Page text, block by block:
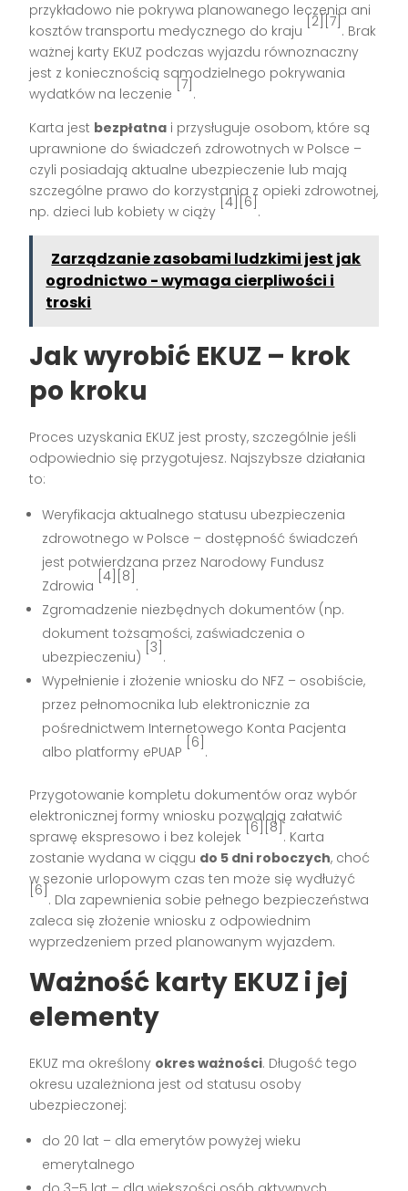
przykładowo nie pokrywa planowanego leczenia ani
kosztów transportu medycznego do kraju
[2][7]
. Brak
ważnej karty EKUZ podczas wyjazdu równoznaczny
jest z koniecznością samodzielnego pokrywania
wydatków na leczenie
[7]
.
Karta jest bezpłatna i przysługuje osobom, które są
uprawnione do świadczeń zdrowotnych w Polsce –
czyli posiadają aktualne ubezpieczenie lub mają
szczególne prawo do korzystania z opieki zdrowotnej,
np. dzieci lub kobiety w ciąży
[4][6]
.
Zarządzanie zasobami ludzkimi jest jak
ogrodnictwo - wymaga cierpliwości i
troski
Jak wyrobić EKUZ – krok
po kroku
Proces uzyskania EKUZ jest prosty, szczególnie jeśli
odpowiednio się przygotujesz. Najszybsze działania
to:
Weryfikacja aktualnego statusu ubezpieczenia
zdrowotnego w Polsce – dostępność świadczeń
jest potwierdzana przez Narodowy Fundusz
Zdrowia
[4][8]
.
Zgromadzenie niezbędnych dokumentów (np.
dokument tożsamości, zaświadczenia o
ubezpieczeniu)
[3]
.
Wypełnienie i złożenie wniosku do NFZ – osobiście,
przez pełnomocnika lub elektronicznie za
pośrednictwem Internetowego Konta Pacjenta
albo platformy ePUAP
[6]
.
Przygotowanie kompletu dokumentów oraz wybór
elektronicznej formy wniosku pozwalają załatwić
sprawę ekspresowo i bez kolejek
[6][8]
. Karta
zostanie wydana w ciągu do 5 dni roboczych, choć
w sezonie urlopowym czas ten może się wydłużyć
[6]
. Dla zapewnienia sobie pełnego bezpieczeństwa
zaleca się złożenie wniosku z odpowiednim
wyprzedzeniem przed planowanym wyjazdem.
Ważność karty EKUZ i jej
elementy
EKUZ ma określony okres ważności. Długość tego
okresu uzależniona jest od statusu osoby
ubezpieczonej:
do 20 lat – dla emerytów powyżej wieku
emerytalnego